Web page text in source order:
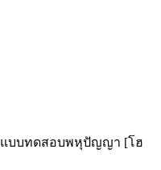
แบบทดสอบพหุปัญญา [โฮ